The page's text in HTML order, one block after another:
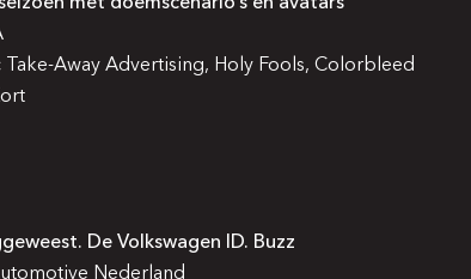
Take-Away Advertising, Holy Fools, Colorbleed
De Volkswagen ID. Buzz
Nederland